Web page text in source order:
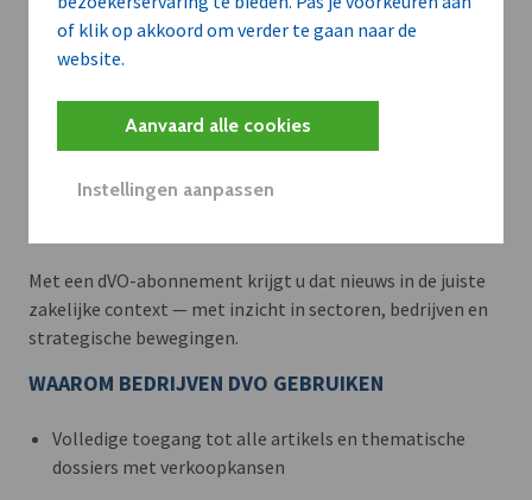
of klik op akkoord om verder te gaan naar de
website.
Aanvaard alle cookies
Instellingen aanpassen
Meer context. Dieper begrip.
Met een dVO-abonnement krijgt u dat nieuws in de juiste
zakelijke context — met inzicht in sectoren, bedrijven en
strategische bewegingen.
WAAROM BEDRIJVEN DVO GEBRUIKEN
Volledige toegang tot alle artikels en thematische
dossiers met verkoopkansen